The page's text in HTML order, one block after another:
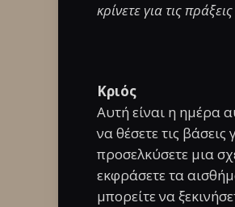
κρίνετε για τις
Kριός
Aυτή είναι η ημέρα
να θέσετε τις
προσελκύσετε μια
εκφράσετε τα
μπορείτε να